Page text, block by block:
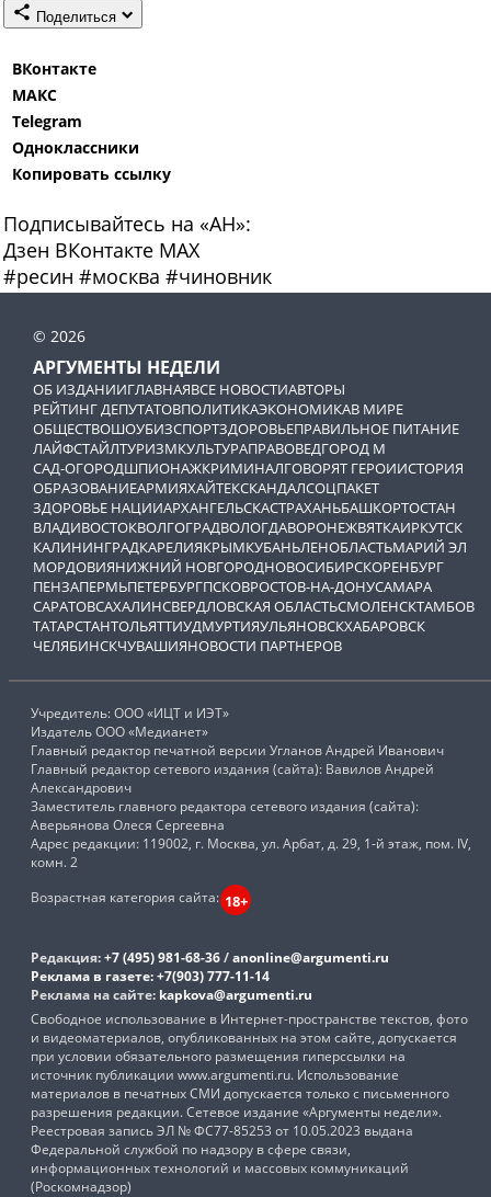
Поделиться
ВКонтакте
МАКС
Telegram
Одноклассники
Копировать ссылку
Подписывайтесь на «АН»:
Дзен ВКонтакте МАХ
#ресин #москва #чиновник
© 2026
АРГУМЕНТЫ НЕДЕЛИ
ОБ ИЗДАНИИГЛАВНАЯВСЕ НОВОСТИАВТОРЫ
РЕЙТИНГ ДЕПУТАТОВПОЛИТИКАЭКОНОМИКАВ МИРЕ
ОБЩЕСТВОШОУБИЗСПОРТЗДОРОВЬЕПРАВИЛЬНОЕ ПИТАНИЕ
ЛАЙФСТАЙЛТУРИЗМКУЛЬТУРАПРАВОВЕДГОРОД М
САД-ОГОРОДШПИОНАЖКРИМИНАЛГОВОРЯТ ГЕРОИИСТОРИЯ
ОБРАЗОВАНИЕАРМИЯХАЙТЕКСКАНДАЛСОЦПАКЕТ
ЗДОРОВЬЕ НАЦИИАРХАНГЕЛЬСКАСТРАХАНЬБАШКОРТОСТАН
ВЛАДИВОСТОКВОЛГОГРАДВОЛОГДАВОРОНЕЖВЯТКАИРКУТСК
КАЛИНИНГРАДКАРЕЛИЯКРЫМКУБАНЬЛЕНОБЛАСТЬМАРИЙ ЭЛ
МОРДОВИЯНИЖНИЙ НОВГОРОДНОВОСИБИРСКОРЕНБУРГ
ПЕНЗАПЕРМЬПЕТЕРБУРГПСКОВРОСТОВ-НА-ДОНУСАМАРА
САРАТОВСАХАЛИНСВЕРДЛОВСКАЯ ОБЛАСТЬСМОЛЕНСКТАМБОВ
ТАТАРСТАНТОЛЬЯТТИУДМУРТИЯУЛЬЯНОВСКХАБАРОВСК
ЧЕЛЯБИНСКЧУВАШИЯНОВОСТИ ПАРТНЕРОВ
Учредитель: ООО «ИЦТ и ИЭТ»
Издатель ООО «Медианет»
Главный редактор печатной версии Угланов Андрей Иванович
Главный редактор сетевого издания (сайта): Вавилов Андрей
Александрович
Заместитель главного редактора сетевого издания (сайта):
Аверьянова Олеся Сергеевна
Адрес редакции: 119002, г. Москва, ул. Арбат, д. 29, 1-й этаж, пом. IV,
комн. 2
Возрастная категория сайта: 18+
Редакция:+7 (495) 981-68-36/anonline@argumenti.ru
Реклама в газете:+7(903) 777-11-14
Реклама на сайте: kapkova@argumenti.ru
Свободное использование в Интернет-пространстве текстов, фото
и видеоматериалов, опубликованных на этом сайте, допускается
при условии обязательного размещения гиперссылки на
источник публикации www.argumenti.ru. Использование
материалов в печатных СМИ допускается только с письменного
разрешения редакции. Сетевое издание «Аргументы недели».
Реестровая запись ЭЛ № ФС77-85253 от 10.05.2023 выдана
Федеральной службой по надзору в сфере связи,
информационных технологий и массовых коммуникаций
(Роскомнадзор)